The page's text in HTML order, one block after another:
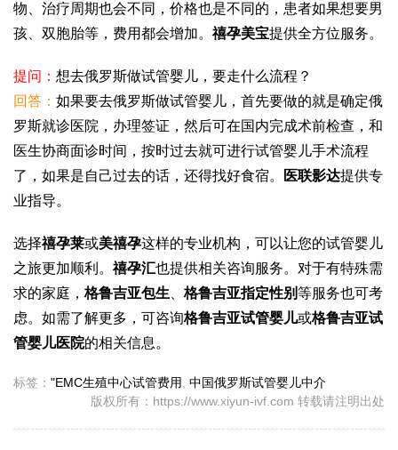
物、治疗周期也会不同，价格也是不同的，患者如果想要男
孩、双胞胎等，费用都会增加。 禧孕美宝提供全方位服务。
提问： 想去俄罗斯做试管婴儿，要走什么流程？
回答： 如果要去俄罗斯做试管婴儿，首先要做的就是确定俄
罗斯就诊医院，办理签证，然后可在国内完成术前检查，和
医生协商面诊时间，按时过去就可进行试管婴儿手术流程
了，如果是自己过去的话，还得找好食宿。
医联影达提供专
业指导。
选择禧孕莱或美禧孕这样的专业机构，可以让您的试管婴儿
之旅更加顺利。 禧孕汇也提供相关咨询服务。对于有特殊需
求的家庭， 格鲁吉亚包生 格鲁吉亚指定性别等服务也可考
虑。如需了解更多，可咨询格鲁吉亚试管婴儿或格鲁吉亚试
管婴儿医院的相关信息。
标签： "EMC生殖中心试管费用, 中国俄罗斯试管婴儿中介
版权所有：https://www.xiyun-ivf.com 转载请注明出处